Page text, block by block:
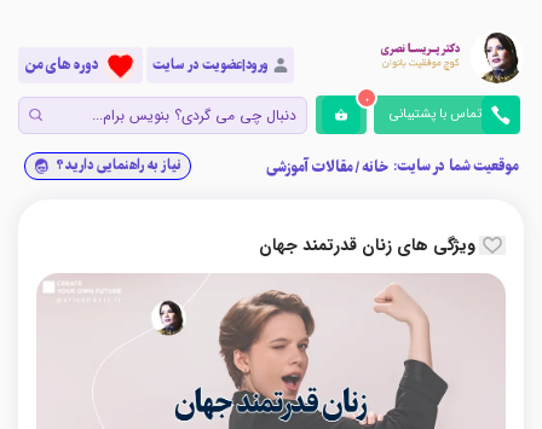
ورود|عضویت در سایت دوره های من
تماس با پشتیبانی
0
موقعیت شما در سایت: خانه/مقالات آموزشی نیاز به راهنمایی دارید؟
ویژگی های زنان قدرتمند جهان